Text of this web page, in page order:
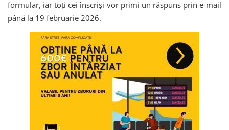
formular, iar toți cei înscriși vor primi un răspuns prin e-mail
până la 19 februarie 2026.